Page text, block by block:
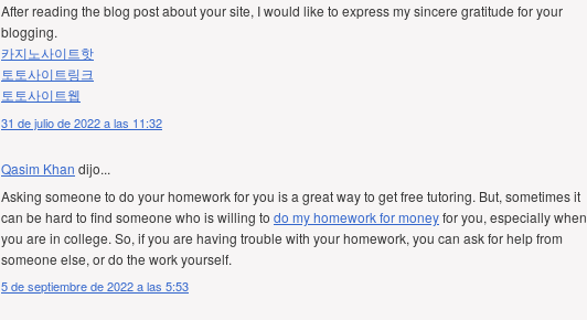
After reading the blog post about your site, I would like to express my sincere gratitude for your
blogging.
카지노사이트핫
토토사이트링크
토토사이트웹
31 de julio de 2022 a las 11:32
Qasim Khan dijo...
Asking someone to do your homework for you is a great way to get free tutoring. But, sometimes it
can be hard to find someone who is willing to do my homework for moneyfor you, especially when
you are in college. So, if you are having trouble with your homework, you can ask for help from
someone else, or do the work yourself.
5 de septiembre de 2022 a las 5:53